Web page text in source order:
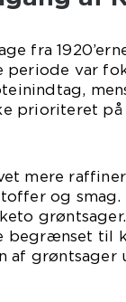
fra
periode var
prioriteret
mere
og
begrænset til
af